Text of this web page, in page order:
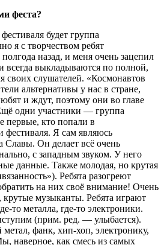
феста?
будет группа
я с творчеством ребят
назад, и меня очень зацепил
всегда выкладываются по полной,
своих слушателей. «Космонавтов
альтернативы у нас в стране,
и ждут, поэтому они во главе
одни участники — группа
первые, кто попали в
фестиваля. Я сам являюсь
Славы. Он делает всё очень
с западным звуком. У него
данные. Также молодая, но крутая
Ребята разогреют
на них своё внимание! Очень
крутые музыканты. Ребята играют
то металла, где-то электроники.
(прим. ред. — улыбается).
фанк, хип-хоп, электронику,
наверное, как смесь из самых